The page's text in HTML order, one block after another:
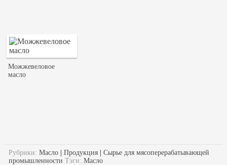
Можжевеловое
масло
Рубрики: Масло| Продукция| Сырье для мясоперерабатывающей
промышленности Тэги: Масло